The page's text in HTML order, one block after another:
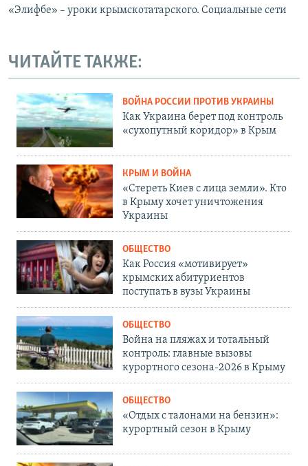
«Элифбе» – уроки крымскотатарского. Социальные сети
ЧИТАЙТЕ ТАКЖЕ:
ВОЙНА РОССИИ ПРОТИВ УКРАИНЫ
Как Украина берет под контроль
«сухопутный коридор» в Крым
КРЫМ И ВОЙНА
«Стереть Киев с лица земли». Кто
в Крыму хочет уничтожения
Украины
ОБЩЕСТВО
Как Россия «мотивирует»
крымских абитуриентов
поступать в вузы Украины
ОБЩЕСТВО
Война на пляжах и тотальный
контроль: главные вызовы
курортного сезона-2026 в Крыму
ОБЩЕСТВО
«Отдых с талонами на бензин»:
курортный сезон в Крыму